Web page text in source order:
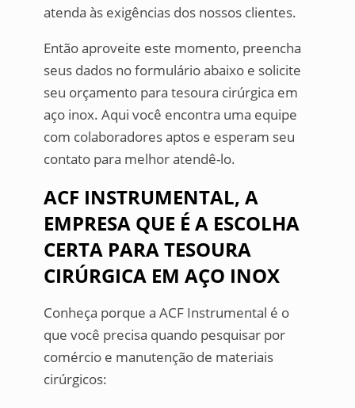
atenda às exigências dos nossos clientes.
Então aproveite este momento, preencha
seus dados no formulário abaixo e solicite
seu orçamento para tesoura cirúrgica em
aço inox. Aqui você encontra uma equipe
com colaboradores aptos e esperam seu
contato para melhor atendê-lo.
ACF INSTRUMENTAL, A
EMPRESA QUE É A ESCOLHA
CERTA PARA TESOURA
CIRÚRGICA EM AÇO INOX
Conheça porque a ACF Instrumental é o
que você precisa quando pesquisar por
comércio e manutenção de materiais
cirúrgicos: